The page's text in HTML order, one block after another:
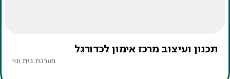
תכנון ועיצוב מרכז אימון לכדורגל
מערכת בית ונוי